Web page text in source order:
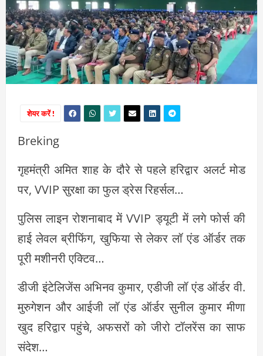
शेयर करें !
Breking
गृहमंत्री अमित शाह के दौरे से पहले हरिद्वार अलर्ट मोड
पर, VVIP सुरक्षा का फुल ड्रेस रिहर्सल…
पुलिस लाइन रोशनाबाद में VVIP ड्यूटी में लगे फोर्स की
हाई लेवल ब्रीफिंग, खुफिया से लेकर लॉ एंड ऑर्डर तक
पूरी मशीनरी एक्टिव…
डीजी इंटेलिजेंस अभिनव कुमार, एडीजी लॉ एंड ऑर्डर वी.
मुरुगेशन और आईजी लॉ एंड ऑर्डर सुनील कुमार मीणा
खुद हरिद्वार पहुंचे, अफसरों को जीरो टॉलरेंस का साफ
संदेश…